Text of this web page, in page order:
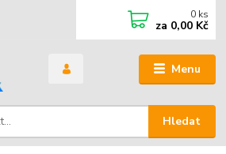
Menu
Hledat
0 ks
za 0,00 Kč